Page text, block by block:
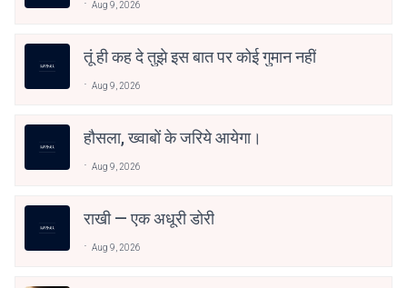
Aug 9, 2026
तूं ही कह दे तुझे इस बात पर कोई गुमान नहीं
Aug 9, 2026
हौसला, ख्वाबों के जरिये आयेगा।
Aug 9, 2026
राखी — एक अधूरी डोरी
Aug 9, 2026